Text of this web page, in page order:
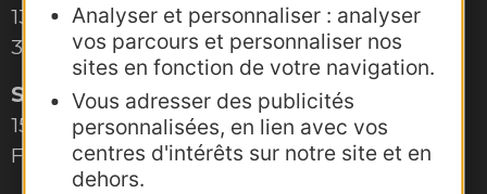
Analyser et personnaliser : analyser
vos parcours et personnaliser nos
sites en fonction de votre navigation.
Vous adresser des publicités
personnalisées, en lien avec vos
centres d'intérêts sur notre site et en
dehors.
132, boulevard Pénélope
34000 Montpellier
Site de Toulouse
15, rue Rivals – CS 78543
F-31685 Toulouse Cedex 6